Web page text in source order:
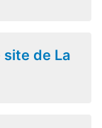
site de La